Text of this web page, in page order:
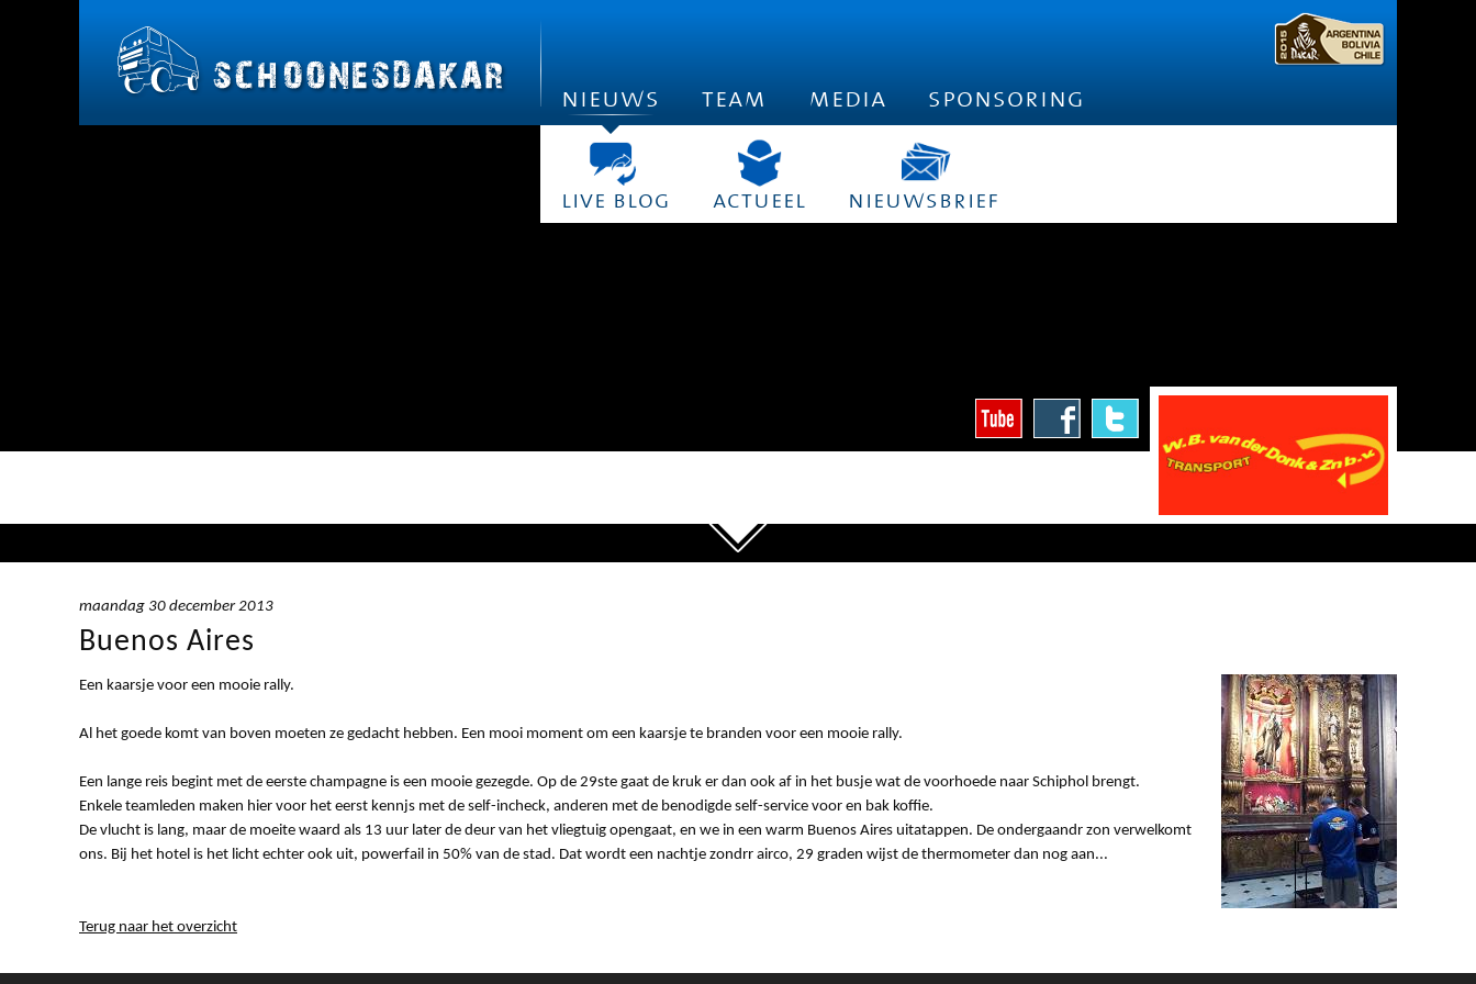
nieuws
live blog actueel nieuwsbrief
team media sponsoring
maandag 30 december 2013
Buenos Aires
Een kaarsje voor een mooie rally.
Al het goede komt van boven moeten ze gedacht hebben. Een mooi moment om een kaarsje te branden voor een mooie rally.
Een lange reis begint met de eerste champagne is een mooie gezegde. Op de 29ste gaat de kruk er dan ook af in het busje wat de voorhoede naar Schiphol brengt.
Enkele teamleden maken hier voor het eerst kennjs met de self-incheck, anderen met de benodigde self-service voor en bak koffie.
De vlucht is lang, maar de moeite waard als 13 uur later de deur van het vliegtuig opengaat, en we in een warm Buenos Aires uitatappen. De ondergaandr zon verwelkomt
ons. Bij het hotel is het licht echter ook uit, powerfail in 50% van de stad. Dat wordt een nachtje zondrr airco, 29 graden wijst de thermometer dan nog aan...
Terug naar het overzicht